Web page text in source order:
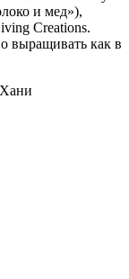
и мед»),
Creations.
выращивать как в